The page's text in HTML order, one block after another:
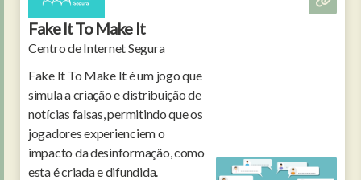
Fake It To Make It
Centro de Internet Segura
Fake It To Make It é um jogo que
simula a criação e distribuição de
notícias falsas, permitindo que os
jogadores experienciem o
impacto da desinformação, como
esta é criada e difundida.